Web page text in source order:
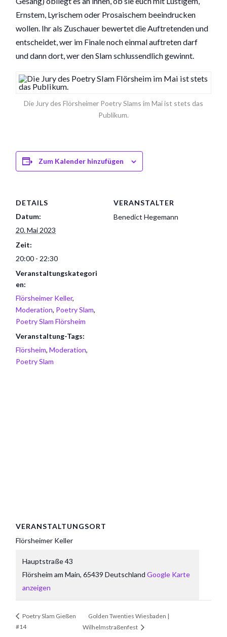
Ernstem, Lyrischem oder Prosaischem beeindrucken
wollen. Ihr als Zuschauer bewertet die Auftretenden und
entscheidet, wer im Finale noch einmal auftreten darf
und dann dort, wer den Slam schlussendlich gewinnt.
Die Jury des Flörsheimer Poetry Slams im Mai ist stets das
Publikum.
Zum Kalender hinzufügen
DETAILS
Datum:
20. Mai 2023
Zeit:
20:00 - 22:30
Veranstaltungskategori
en:
Flörsheimer Keller,
Moderation, Poetry Slam,
Poetry Slam Flörsheim
Veranstaltung-Tags:
Flörsheim,Moderation,
Poetry Slam
VERANSTALTER
Benedict Hegemann
VERANSTALTUNGSORT
Flörsheimer Keller
Hauptstraße 43
Flörsheim am Main, 65439 Deutschland Google Karte
anzeigen
Poetry Slam Gießen
#14
Golden Twenties Wiesbaden |
Wilhelmstraßenfest